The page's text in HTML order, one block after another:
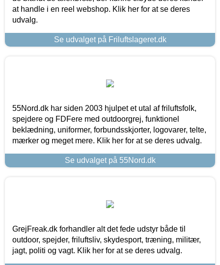
at handle i en reel webshop. Klik her for at se deres
udvalg.
Se udvalget på Friluftslageret.dk
55Nord.dk har siden 2003 hjulpet et utal af friluftsfolk,
spejdere og FDFere med outdoorgrej, funktionel
beklædning, uniformer, forbundsskjorter, logovarer, telte,
mærker og meget mere. Klik her for at se deres udvalg.
Se udvalget på 55Nord.dk
GrejFreak.dk forhandler alt det fede udstyr både til
outdoor, spejder, friluftsliv, skydesport, træning, militær,
jagt, politi og vagt. Klik her for at se deres udvalg.